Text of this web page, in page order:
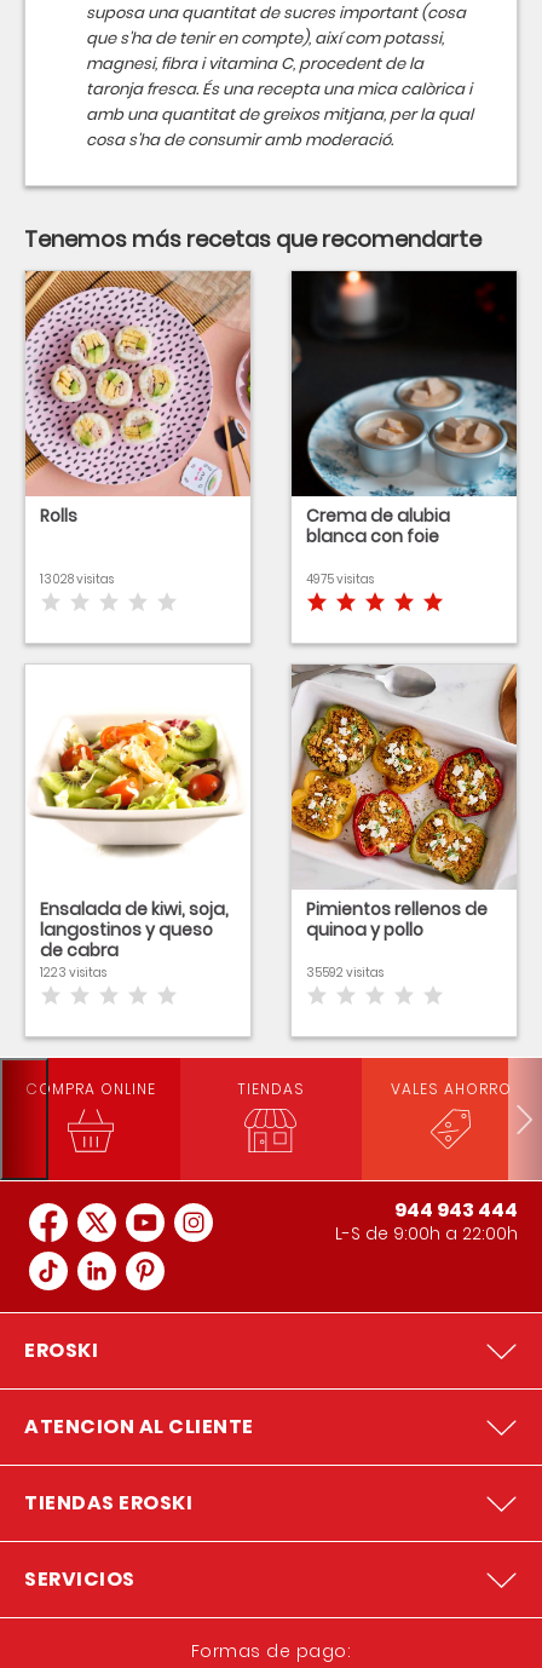
suposa una quantitat de sucres important (cosa
que s'ha de tenir en compte), així com potassi,
magnesi, fibra i vitamina C, procedent de la
taronja fresca. És una recepta una mica calòrica i
amb una quantitat de greixos mitjana, per la qual
cosa s'ha de consumir amb moderació.
Tenemos más recetas que recomendarte
Rolls
13028 visitas
Crema de alubia
blanca con foie
4975 visitas
Ensalada de kiwi, soja,
langostinos y queso
de cabra
1223 visitas
Pimientos rellenos de
quinoa y pollo
35592 visitas
COMPRA ONLINE TIENDAS VALES AHORRO
944 943 444
L-S de 9:00h a 22:00h
EROSKI
ATENCION AL CLIENTE
TIENDAS EROSKI
SERVICIOS
Formas de pago: